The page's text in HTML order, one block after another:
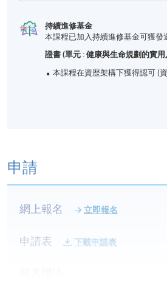
持續進修基金
本課程已加入持續進修基金可獲發
證書 (單元 : 健康與生命規劃的實用
本課程在資歴架構下獲得認可 (
申請
網上報名 立即報名
申請表 下載申請表